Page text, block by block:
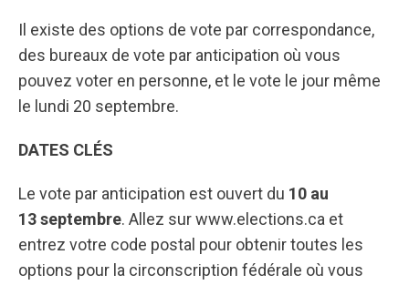
Il existe des options de vote par correspondance,
des bureaux de vote par anticipation où vous
pouvez voter en personne, et le vote le jour même
le lundi 20 septembre.
DATES CLÉS
Le vote par anticipation est ouvert du 10 au
13 septembre. Allez sur www.elections.ca et
entrez votre code postal pour obtenir toutes les
options pour la circonscription fédérale où vous